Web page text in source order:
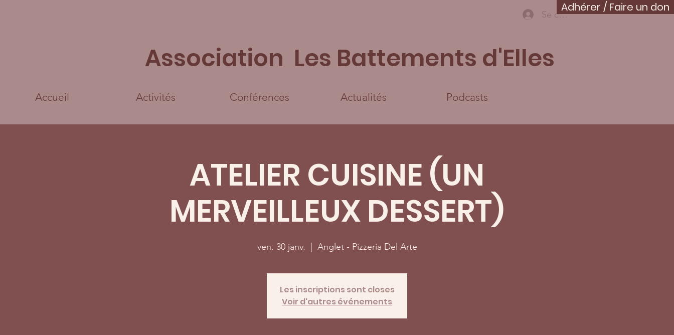
Adhérer / Faire un don
Se connecter
Association Les Battements d'Elles
Accueil Activités Conférences Actualités Podcasts
ATELIER CUISINE (UN
MERVEILLEUX DESSERT)
ven. 30 janv. Anglet - Pizzeria Del Arte
Les inscriptions sont closes
Voir d'autres événements